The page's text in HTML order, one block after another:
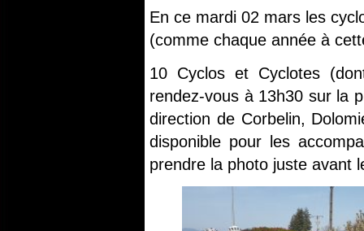
En ce mardi 02 mars les
(comme chaque année à
10 Cyclos et Cyclotes
rendez-vous à 13h30 sur la
direction de Corbelin,
disponible pour les
prendre la photo juste avant